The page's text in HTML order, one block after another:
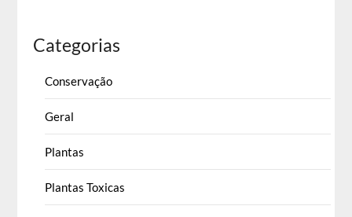
Categorias
Conservação
Geral
Plantas
Plantas Toxicas